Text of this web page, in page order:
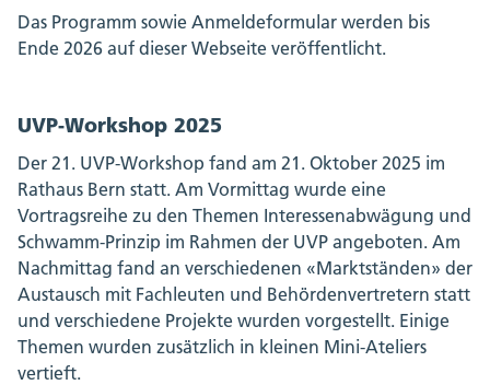
Das Programm sowie Anmeldeformular werden bis
Ende 2026 auf dieser Webseite veröffentlicht.
UVP-Workshop 2025
Der 21. UVP-Workshop fand am 21. Oktober 2025 im
Rathaus Bern statt. Am Vormittag wurde eine
Vortragsreihe zu den Themen Interessenabwägung und
Schwamm-Prinzip im Rahmen der UVP angeboten. Am
Nachmittag fand an verschiedenen «Marktständen» der
Austausch mit Fachleuten und Behördenvertretern statt
und verschiedene Projekte wurden vorgestellt. Einige
Themen wurden zusätzlich in kleinen Mini-Ateliers
vertieft.